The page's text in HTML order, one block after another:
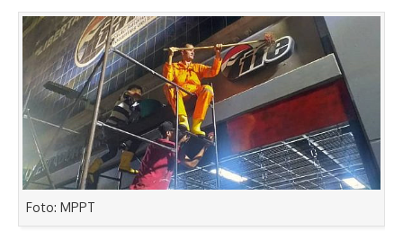
Foto: MPPT